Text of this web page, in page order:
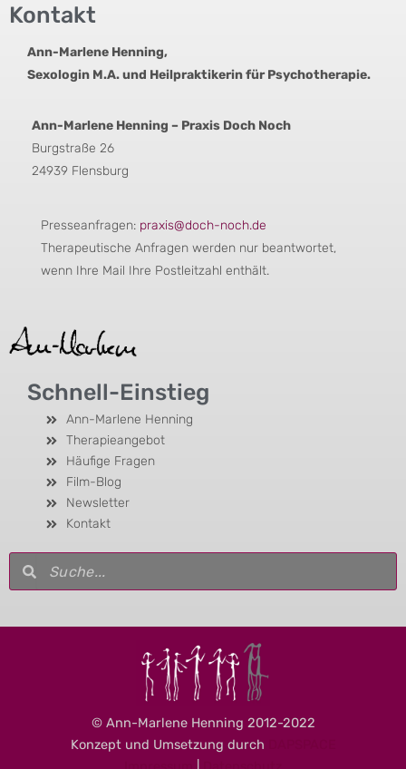
Kontakt
Ann-Marlene Henning,
Sexologin M.A. und Heilpraktikerin für Psychotherapie.
Ann-Marlene Henning – Praxis Doch Noch
Burgstraße 26
24939 Flensburg
Presseanfragen: praxis@doch-noch.de
Therapeutische Anfragen werden nur beantwortet,
wenn Ihre Mail Ihre Postleitzahl enthält.
Schnell-Einstieg
Ann-Marlene Henning
Therapieangebot
Häufige Fragen
Film-Blog
Newsletter
Kontakt
SucheSuche
© Ann-Marlene Henning 2012-2022
Konzept und Umsetzung durch